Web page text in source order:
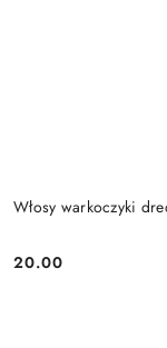
Włosy warkoczyki
Cena:
20.00